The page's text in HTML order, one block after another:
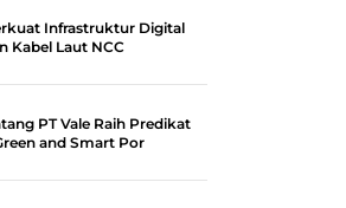
Infrastruktur Digital
Kabel Laut NCC
PT Vale Raih Predikat
and Smart Por